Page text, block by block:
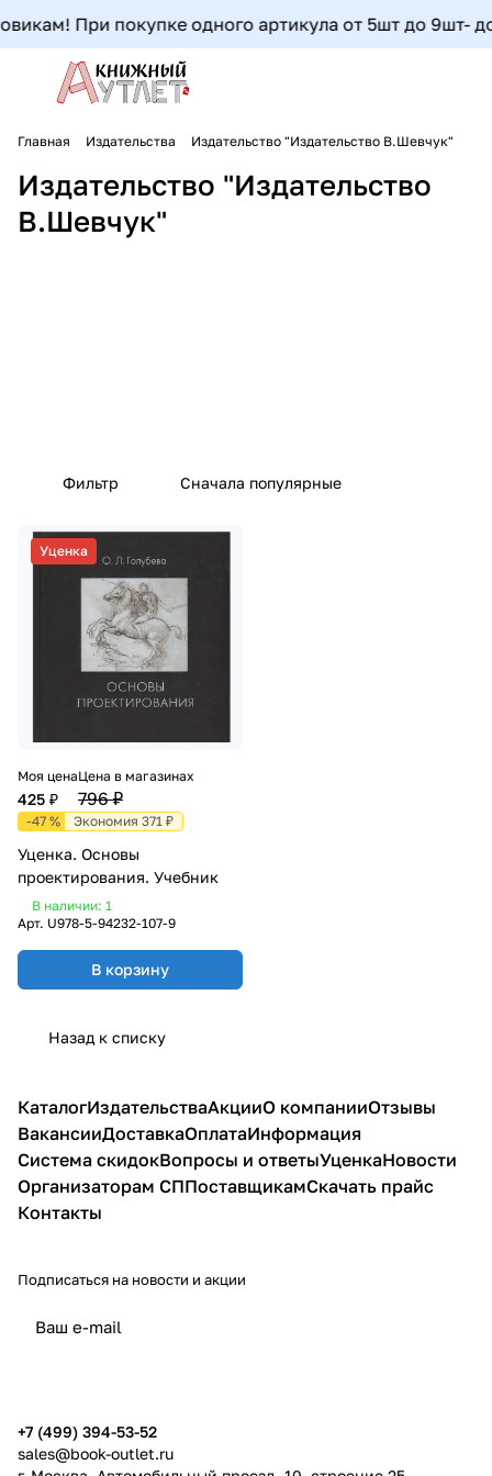
При покупке одного артикула от 5шт до 9шт-
Главная Издательства Издательство "Издательство В.Шевчук"
Издательство "Издательство
В.Шевчук"
Фильтр Сначала популярные
Уценка
Моя цена
425 ₽
Цена в магазинах
796 ₽
-47 % Экономия 371 ₽
Уценка. Основы
проектирования. Учебник
В наличии: 1
Арт. U978-5-94232-107-9
В корзину
Назад к списку
КаталогИздательстваАкцииО компанииОтзывы
ВакансииДоставкаОплатаИнформация
Система скидокВопросы и ответыУценкаНовости
Организаторам СППоставщикамСкачать прайс
Контакты
Подписаться на новости и акции
+7 (499) 394-53-52
sales@book-outlet.ru